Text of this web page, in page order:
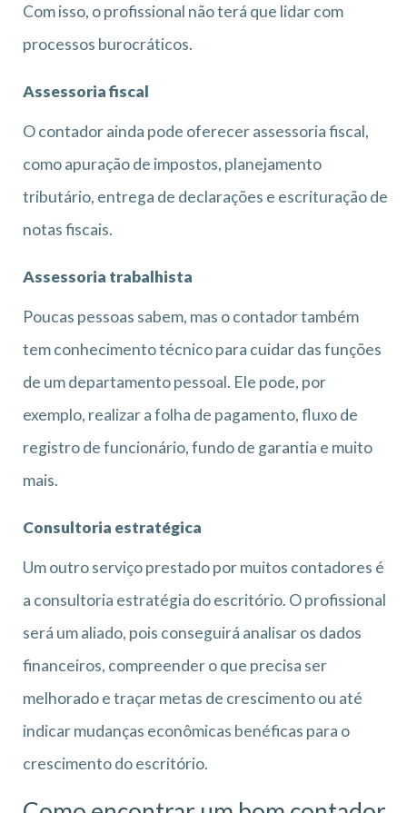
Com isso, o profissional não terá que lidar com
processos burocráticos.
Assessoria fiscal
O contador ainda pode oferecer assessoria fiscal,
como apuração de impostos, planejamento
tributário, entrega de declarações e escrituração de
notas fiscais.
Assessoria trabalhista
Poucas pessoas sabem, mas o contador também
tem conhecimento técnico para cuidar das funções
de um departamento pessoal. Ele pode, por
exemplo, realizar a folha de pagamento, fluxo de
registro de funcionário, fundo de garantia e muito
mais.
Consultoria estratégica
Um outro serviço prestado por muitos contadores é
a consultoria estratégia do escritório. O profissional
será um aliado, pois conseguirá analisar os dados
financeiros, compreender o que precisa ser
melhorado e traçar metas de crescimento ou até
indicar mudanças econômicas benéficas para o
crescimento do escritório.